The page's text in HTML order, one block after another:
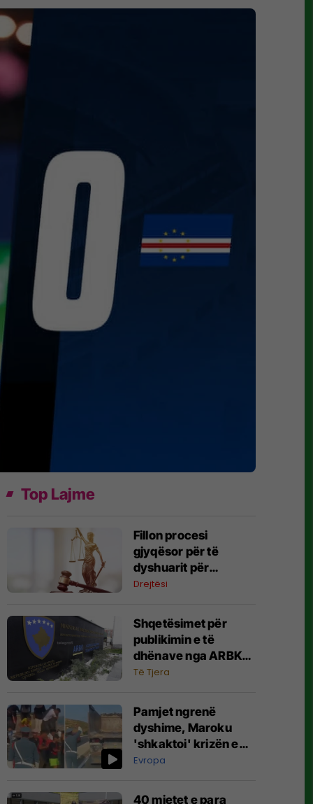
Top Lajme
Fillon procesi
gjyqësor për të
dyshuarit për
masakrën e Reçakut,
të akuzuarit në
mungesë
Drejtësi
Shqetësimet për
publikimin e të
dhënave nga ARBK-
ja, deklarohet MINTI
Të Tjera
Pamjet ngrenë
dyshime, Maroku
'shkaktoi' krizën e
migrantëve në
Evropa
40 mjetet e para